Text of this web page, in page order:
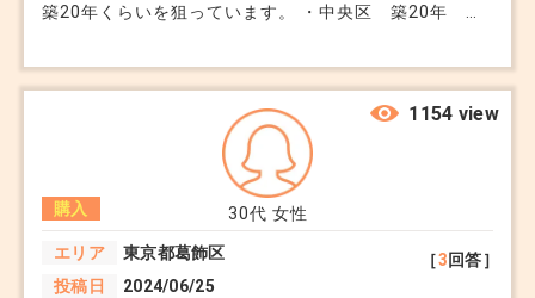
築20年くらいを狙っています。 ・中央区 築20年 約
そんなに価格に差が出るものなのかと驚いています。
価格だけでなく、今後自身が売却することになる可能性
も考慮し物件を選びたいと思っています。 比較、購入
検討にあたって注意点や、気にしておくべき点等ありま
したらアドバイスいただきたいです。
30代 女性
購入
エリア
東京都葛飾区
投稿日
2024/06/25
［3回答］
1154 view